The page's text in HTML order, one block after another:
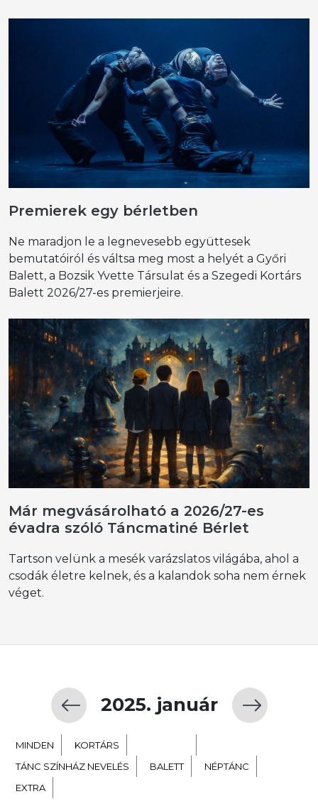
Premierek egy bérletben
Ne maradjon le a legnevesebb együttesek
bemutatóiról és váltsa meg most a helyét a Győri
Balett, a Bozsik Yvette Társulat és a Szegedi Kortárs
Balett 2026/27-es premierjeire.
Már megvásárolható a 2026/27-es
évadra szóló Táncmatiné Bérlet
Tartson velünk a mesék varázslatos világába, ahol a
csodák életre kelnek, és a kalandok soha nem érnek
véget.
2025. január
MINDEN KORTÁRS
TÁNC SZÍNHÁZ NEVELÉS
BALETT
NÉPTÁNC
EXTRA